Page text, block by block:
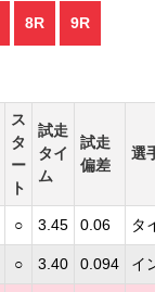
8R 9R
ス
タ
ー
ト
試走
タイ
ム
試走
偏差
選手
○ 3.45 0.06 タイ
○ 3.40 0.094 イン